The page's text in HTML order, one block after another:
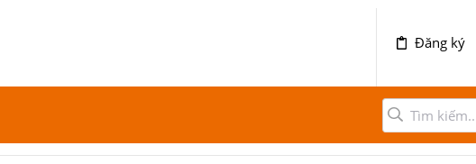
Đăng ký